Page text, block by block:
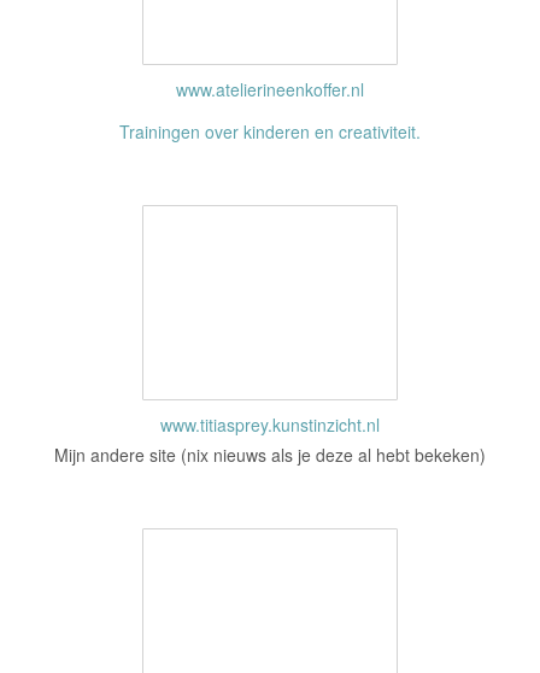
www.atelierineenkoffer.nl
Trainingen over kinderen en creativiteit.
www.titiasprey.kunstinzicht.nl
Mijn andere site (nix nieuws als je deze al hebt bekeken)